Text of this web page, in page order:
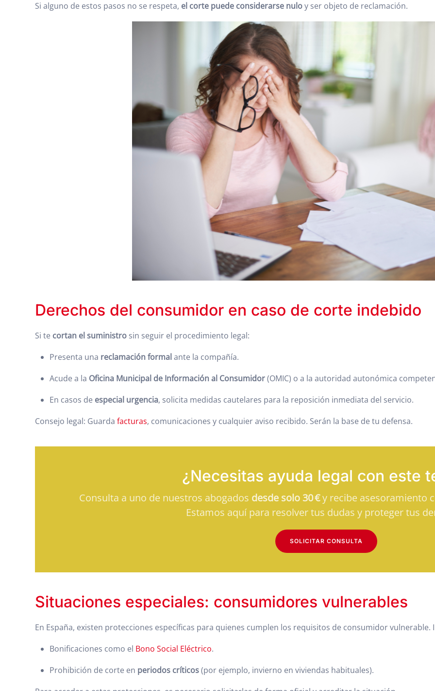
Si alguno de estos pasos no se respeta, el corte puede considerarse nuloy ser objeto de reclamación.
Derechos del consumidor en caso de corte indebido
Si te cortan el suministro sin seguir el procedimiento legal:
Presenta una reclamación formal ante la compañía.
Acude a la Oficina Municipal de Información al Consumidor(OMIC) o a la autoridad autonómica
En casos de especial urgencia, solicita medidas cautelares para la reposición inmediata del servicio.
Consejo legal: Guarda facturas, comunicaciones y cualquier aviso recibido. Serán la base de tu defensa.
¿Necesitas ayuda legal con este
Consulta a uno de nuestros abogados desde solo 30 €y recibe asesoramiento
Estamos aquí para resolver tus dudas y proteger tus
SOLICITAR CONSULTA
Situaciones especiales: consumidores vulnerables
En España, existen protecciones específicas para quienes cumplen los requisitos de consumidor vulnerable.
Bonificaciones como el Bono Social Eléctrico.
Prohibición de corte en periodos críticos(por ejemplo, invierno en viviendas habituales).